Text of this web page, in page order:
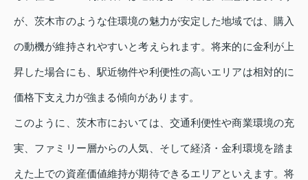
が、茨木市のような住環境の魅力が安定した地域では、購入
の動機が維持されやすいと考えられます。将来的に金利が上
昇した場合にも、駅近物件や利便性の高いエリアは相対的に
価格下支え力が強まる傾向があります。
このように、茨木市においては、交通利便性や商業環境の充
実、ファミリー層からの人気、そして経済・金利環境を踏ま
えた上での資産価値維持が期待できるエリアといえます。将